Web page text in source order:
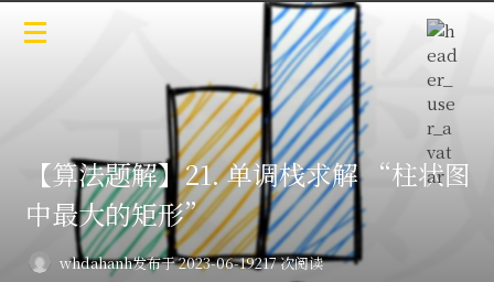
【算法题解】21. 单调栈求解 “柱状图
中最大的矩形”
whdahanh发布于 2023-06-19217 次阅读